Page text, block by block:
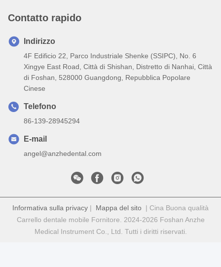
Contatto rapido
Indirizzo
4F Edificio 22, Parco Industriale Shenke (SSIPC), No. 6
Xingye East Road, Città di Shishan, Distretto di Nanhai, Città
di Foshan, 528000 Guangdong, Repubblica Popolare
Cinese
Telefono
86-139-28945294
E-mail
angel@anzhedental.com
Informativa sulla privacy | Mappa del sito | Cina Buona qualità
Carrello dentale mobile Fornitore. 2024-2026 Foshan Anzhe
Medical Instrument Co., Ltd. Tutti i diritti riservati.